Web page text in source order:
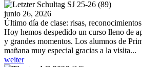
junio 26, 2026
Último día de clase: risas,
Hoy hemos despedido un curso lleno de
y grandes momentos. Los alumnos de
mañana muy especial gracias a la visita...
weiter